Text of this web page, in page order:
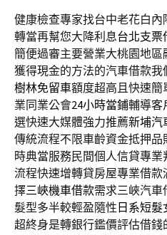
健康檢查專家找台中老花白內
轉當再幫您大降利息台北支票
簡便過審主要營業大桃園地區
獲得現金的方法的汽車借款
樹林免留車額度超高且快速簡
業同業公會24小時當鋪輔導客
選快速大媒體強力推薦新埔汽
傳統流程不限車齡資金抵押品
時典當服務民間個人信貸專
流程快速增轉貸房屋專業借
擇三峽機車借款需求三峽汽車
髮型多半較輕盈隨性 日系短髮
超終身是轉銀行鑑價評估借錢